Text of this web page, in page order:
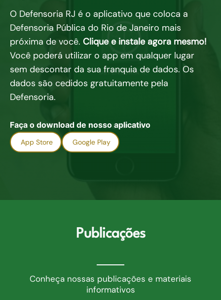
O Defensoria RJ é o aplicativo que coloca a
Defensoria Pública do Rio de Janeiro mais
próxima de você. Clique e instale agora mesmo!
Você poderá utilizar o app em qualquer lugar
sem descontar da sua franquia de dados. Os
dados são cedidos gratuitamente pela
Defensoria.
Faça o download de nosso aplicativo
App Store Google Play
Publicações
Conheça nossas publicações e materiais
informativos